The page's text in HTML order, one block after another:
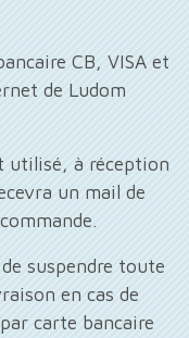
CB, VISA et
de Ludom
utilisé, à réception
un mail de
suspendre toute
en cas de
carte bancaire